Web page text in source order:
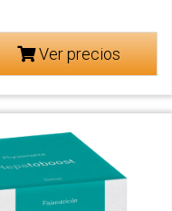
Ver precios